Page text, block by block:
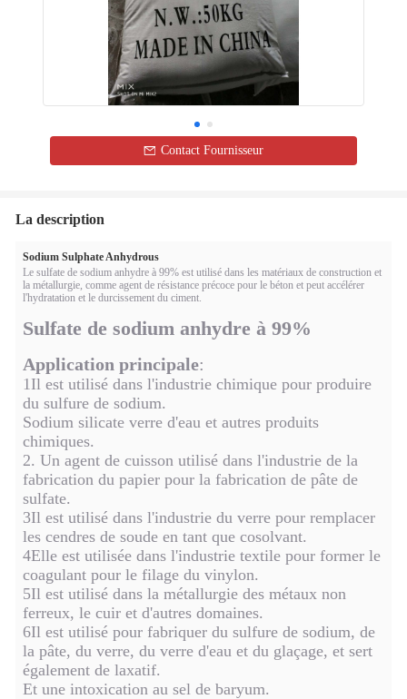
Contact Fournisseur
La description
Sodium Sulphate Anhydrous
Le sulfate de sodium anhydre à 99% est utilisé dans les matériaux de construction et
la métallurgie, comme agent de résistance précoce pour le béton et peut accélérer
l'hydratation et le durcissement du ciment.
Sulfate de sodium anhydre à 99%
Application principale:
1Il est utilisé dans l'industrie chimique pour produire
du sulfure de sodium.
Sodium silicate verre d'eau et autres produits
chimiques.
2. Un agent de cuisson utilisé dans l'industrie de la
fabrication du papier pour la fabrication de pâte de
sulfate.
3Il est utilisé dans l'industrie du verre pour remplacer
les cendres de soude en tant que cosolvant.
4Elle est utilisée dans l'industrie textile pour former le
coagulant pour le filage du vinylon.
5Il est utilisé dans la métallurgie des métaux non
ferreux, le cuir et d'autres domaines.
6Il est utilisé pour fabriquer du sulfure de sodium, de
la pâte, du verre, du verre d'eau et du glaçage, et sert
également de laxatif.
Et une intoxication au sel de baryum.